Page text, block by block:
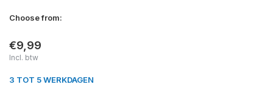
Choose from:
€9,99
Incl. btw
3 TOT 5 WERKDAGEN